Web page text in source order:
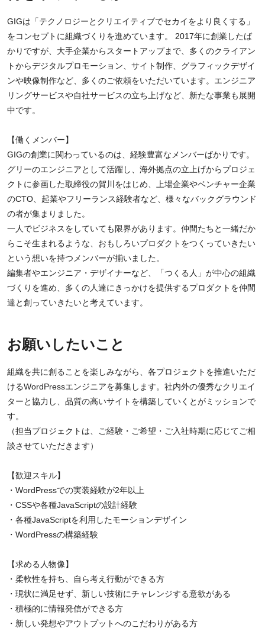
GIGは「テクノロジーとクリエイティブでセカイをより良くする」
をコンセプトに組織づくりを進めています。 2017年に創業したば
かりですが、大手企業からスタートアップまで、多くのクライアン
トからデジタルプロモーション、サイト制作、グラフィックデザイ
ンや映像制作など、多くのご依頼をいただいています。エンジニア
リングサービスや自社サービスの立ち上げなど、新たな事業も展開
中です。
【働くメンバー】
GIGの創業に関わっているのは、経験豊富なメンバーばかりです。
グリーのエンジニアとして活躍し、海外拠点の立上げからプロジェ
クトに参画した取締役の賀川をはじめ、上場企業やベンチャー企業
のCTO、起業やフリーランス経験者など、様々なバックグラウンド
の者が集まりました。
一人でビジネスをしていても限界があります。仲間たちと一緒だか
らこそ生まれるような、おもしろいプロダクトをつくっていきたい
という想いを持つメンバーが揃いました。
編集者やエンジニア・デザイナーなど、「つくる人」が中心の組織
づくりを進め、多くの人達にきっかけを提供するプロダクトを仲間
達と創っていきたいと考えています。
お願いしたいこと
組織を共に創ることを楽しみながら、各プロジェクトを推進いただ
けるWordPressエンジニアを募集します。社内外の優秀なクリエイ
ターと協力し、品質の高いサイトを構築していくとがミッションで
す。
（担当プロジェクトは、ご経験・ご希望・ご入社時期に応じてご相
談させていただきます）
【歓迎スキル】
・WordPressでの実装経験が2年以上
・CSSや各種JavaScriptの設計経験
・各種JavaScriptを利用したモーションデザイン
・WordPressの構築経験
【求める人物像】
・柔軟性を持ち、自ら考え行動ができる方
・現状に満足せず、新しい技術にチャレンジする意欲がある
・積極的に情報発信ができる方
・新しい発想やアウトプットへのこだわりがある方